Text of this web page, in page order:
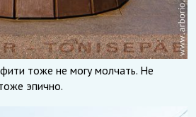
тоже не могу молчать. Не
эпично.